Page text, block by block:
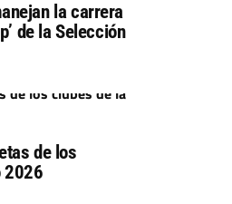
la carrera
de la Selección
de los
2026